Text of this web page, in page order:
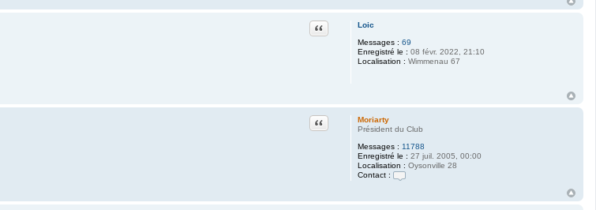
Loic
Messages : 69
Enregistré le : 08 févr. 2022, 21:10
Localisation : Wimmenau 67
Citation
Moriarty
Président du Club
Messages : 11788
Enregistré le : 27 juil. 2005, 00:00
Localisation : Oysonville 28
Contact :
n
Citation